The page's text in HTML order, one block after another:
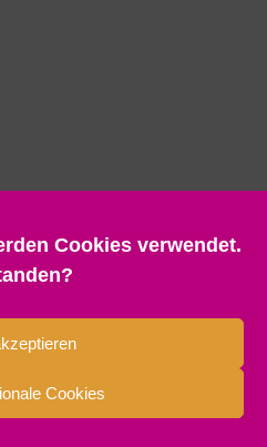
Cookies verwendet.
Cookies